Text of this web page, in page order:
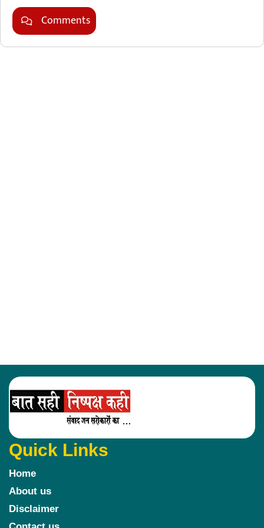
Comments
Quick Links
Home
About us
Disclaimer